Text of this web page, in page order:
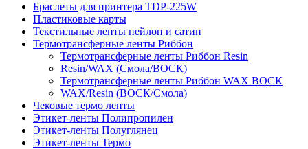
Браслеты для принтера TDP-225W
Пластиковые карты
Текстильные ленты нейлон и сатин
Термотрансферные ленты Риббон
Термотрансферные ленты Риббон Resin
Resin/WAX (Смола/ВОСК)
Термотрансферные ленты Риббон WAX ВОСК
WAX/Resin (ВОСК/Смола)
Чековые термо ленты
Этикет-ленты Полипропилен
Этикет-ленты Полуглянец
Этикет-ленты Термо